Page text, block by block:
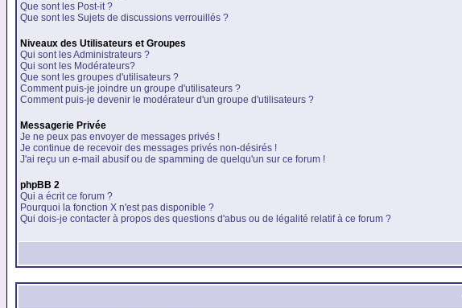
Que sont les Post-it ?
Que sont les Sujets de discussions verrouillés ?
Niveaux des Utilisateurs et Groupes
Qui sont les Administrateurs ?
Qui sont les Modérateurs?
Que sont les groupes d'utilisateurs ?
Comment puis-je joindre un groupe d'utilisateurs ?
Comment puis-je devenir le modérateur d'un groupe d'utilisateurs ?
Messagerie Privée
Je ne peux pas envoyer de messages privés !
Je continue de recevoir des messages privés non-désirés !
J'ai reçu un e-mail abusif ou de spamming de quelqu'un sur ce forum !
phpBB 2
Qui a écrit ce forum ?
Pourquoi la fonction X n'est pas disponible ?
Qui dois-je contacter à propos des questions d'abus ou de légalité relatif à ce forum ?